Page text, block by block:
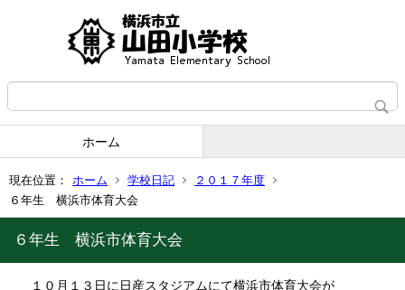
ホーム
現在位置： ホーム 学校日記
２０１７年度
６年生 横浜市体育大会
６年生 横浜市体育大会
１０月１３日に日産スタジアムにて横浜市体育大会が